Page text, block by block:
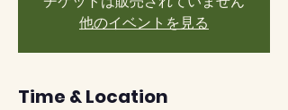
他のイベントを見る
Time & Location